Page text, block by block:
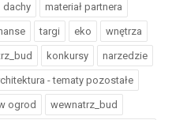
dachy materiał partnera
targi eko wnętrza
konkursy narzedzie
- tematy pozostałe
ogrod wewnatrz_bud